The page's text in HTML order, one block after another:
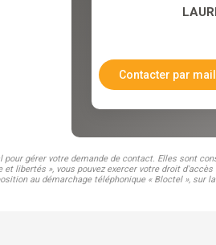
Contacter par mail
gérer votre demande de contact. Elles sont
», vous pouvez exercer votre droit
au démarchage téléphonique « Bloctel », sur